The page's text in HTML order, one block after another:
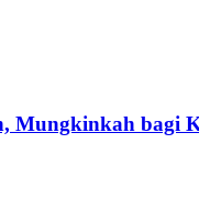
Mungkinkah bagi